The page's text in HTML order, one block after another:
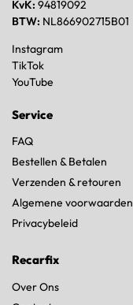
KvK: 94819092
BTW: NL866902715B01
Instagram
TikTok
YouTube
Service
FAQ
Bestellen & Betalen
Verzenden & retouren
Algemene voorwaarden
Privacybeleid
Recarfix
Over Ons